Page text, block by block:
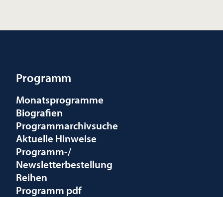
Programm
Monatsprogramme
Biografien
Programmarchivsuche
Aktuelle Hinweise
Programm-/
Newsletterbestellung
Reihen
Programm pdf